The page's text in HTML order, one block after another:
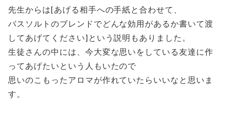
先生からは[あげる相手への手紙と合わせて、
バスソルトのブレンドでどんな効用があるか書いて渡
してあげてください]という説明もありました。
生徒さんの中には、今大変な思いをしている友達に作
ってあげたいという人もいたので
思いのこもったアロマが作れていたらいいなと思いま
す。